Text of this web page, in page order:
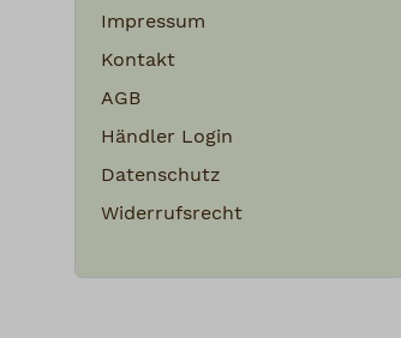
Impressum
Kontakt
AGB
Händler Login
Datenschutz
Widerrufsrecht